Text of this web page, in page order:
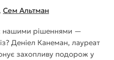
, Сем Альтман
нашими рішеннями —
Деніел Канеман, лауреат
захопливу подорож у